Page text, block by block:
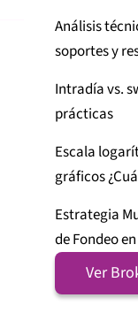
Análisis
soportes y
Intradía vs.
prácticas
Escala
gráficos
Estrategia
de Fondeo
Ver